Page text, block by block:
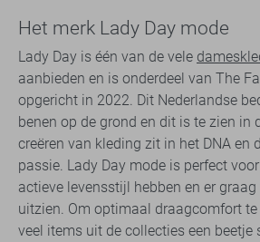
Het merk Lady Day mode
Lady Day is één van de vele
aanbieden en is onderdeel van The
opgericht in 2022. Dit Nederlandse
benen op de grond en dit is te zien in
creëren van kleding zit in het DNA en
passie. Lady Day mode is perfect
actieve levensstijl hebben en er
uitzien. Om optimaal draagcomfort te
veel items uit de collecties een beetje